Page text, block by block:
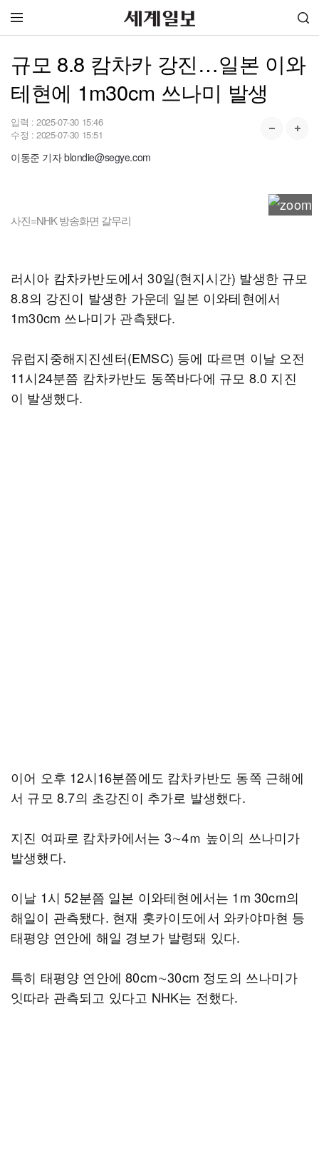
규모 8.8 캄차카 강진…일본 이와
테현에 1m30cm 쓰나미 발생
입력 : 2025-07-30 15:46
수정 : 2025-07-30 15:51
이동준 기자 blondie@segye.com
사진=NHK 방송화면 갈무리
러시아 캄차카반도에서 30일(현지시간) 발생한 규모
8.8의 강진이 발생한 가운데 일본 이와테현에서
1m30cm 쓰나미가 관측됐다.
유럽지중해지진센터(EMSC) 등에 따르면 이날 오전
11시24분쯤 캄차카반도 동쪽바다에 규모 8.0 지진
이 발생했다.
이어 오후 12시16분쯤에도 캄차카반도 동쪽 근해에
서 규모 8.7의 초강진이 추가로 발생했다.
지진 여파로 캄차카에서는 3∼4ｍ 높이의 쓰나미가
발생했다.
이날 1시 52분쯤 일본 이와테현에서는 1m 30cm의
해일이 관측됐다. 현재 홋카이도에서 와카야마현 등
태평양 연안에 해일 경보가 발령돼 있다.
특히 태평양 연안에 80cm∼30cm 정도의 쓰나미가
잇따라 관측되고 있다고 NHK는 전했다.